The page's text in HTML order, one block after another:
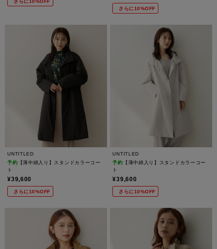
さらに10%OFF
さらに10%OFF
UNTITLED
予約 【薄中綿入り】スタンドカラーコー
ト
¥39,600
さらに10%OFF
UNTITLED
予約 【薄中綿入り】スタンドカラーコー
ト
¥39,600
さらに10%OFF